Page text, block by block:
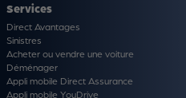
Services
Direct Avantages
Sinistres
Acheter ou vendre une voiture
Déménager
Appli mobile Direct Assurance
Appli mobile YouDrive